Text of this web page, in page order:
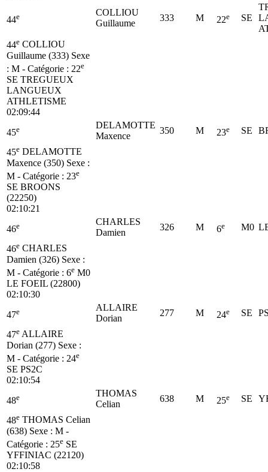
44e
COLLIOU
Guillaume
333 M 22e SE
44e COLLIOU
Guillaume (333) Sexe
: M - Catégorie : 22e
SE TREGUEUX
LANGUEUX
ATHLETISME
02:09:44
45e
DELAMOTTE
Maxence
350 M 23e SE
45e DELAMOTTE
Maxence (350) Sexe :
M - Catégorie : 23e
SE BROONS
(22250)
02:10:21
46e
CHARLES
Damien
326 M 6e M0
46e CHARLES
Damien (326) Sexe :
M - Catégorie : 6e M0
LE FOEIL (22800)
02:10:30
47e
ALLAIRE
Dorian
277 M 24e SE
47e ALLAIRE
Dorian (277) Sexe :
M - Catégorie : 24e
SE PS2C
02:10:54
48e
THOMAS
Celian
638 M 25e SE
48e THOMAS Celian
(638) Sexe : M -
Catégorie : 25e SE
YFFINIAC (22120)
02:10:58